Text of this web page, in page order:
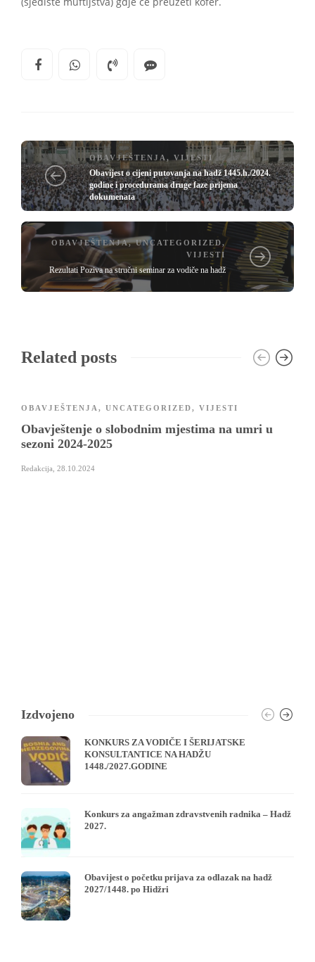
OBAVJEŠTENJA , VIJESTI
Obavijest o cijeni putovanja na hadž 1445.h./2024.
godine i procedurama druge faze prijema
dokumenata
OBAVJEŠTENJA,UNCATEGORIZED,
VIJESTI
Rezultati Poziva na stručni seminar za vodiče na hadž
Related posts
OBAVJEŠTENJA , UNCATEGORIZED, VIJESTI
Obavještenje o slobodnim mjestima na umri u
sezoni 2024-2025
Redakcija 28.10.2024
Izdvojeno
KONKURS ZA VODIČE I ŠERIJATSKE
KONSULTANTICE NA HADŽU
1448./2027.GODINE
Konkurs za angažman zdravstvenih radnika – Hadž
2027.
Obavijest o početku prijava za odlazak na hadž
2027/1448. po Hidžri